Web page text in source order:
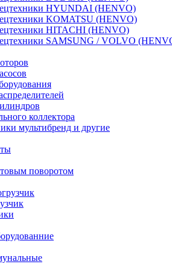
HYUNDAI (HENVO)
KOMATSU (HENVO)
HITACHI (HENVO)
SAMSUNG / VOLVO
коллектора
мультибренд и другие
поворотом